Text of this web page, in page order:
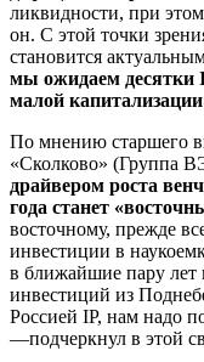
ликвидности, при
он. С этой точки
становится
мы ожидаем десятки
малой капитализации
По мнению старшего
«Сколково» (Группа
драйвером роста
года станет
восточному, прежде
инвестиции в
в ближайшие пару
инвестиций из
Россией IP, нам надо
—подчеркнул в этой